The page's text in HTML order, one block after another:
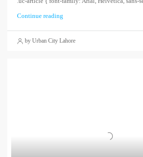
Continue reading
by Urban City Lahore